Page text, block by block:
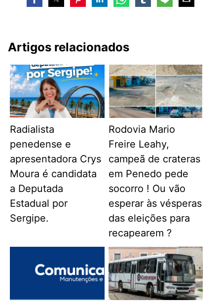
Artigos relacionados
Radialista
penedense e
apresentadora Crys
Moura é candidata
a Deputada
Estadual por
Sergipe.
Rodovia Mario
Freire Leahy,
campeã de crateras
em Penedo pede
socorro ! Ou vão
esperar às vésperas
das eleições para
recapearem ?